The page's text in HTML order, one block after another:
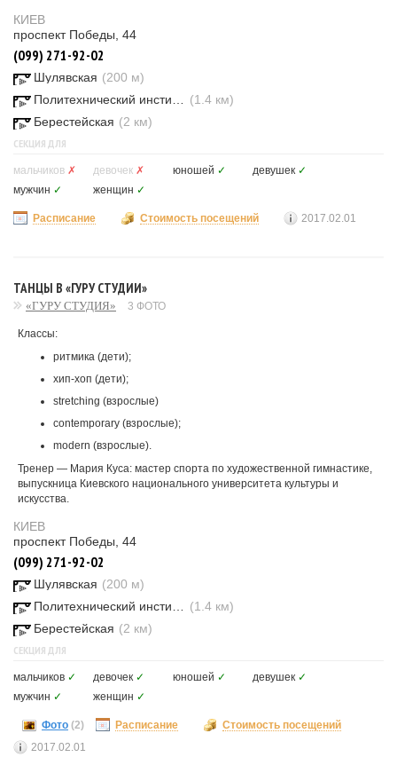
КИЕВ
проспект Победы, 44
(099) 271-92-02
Шулявская (200 м)
(1.4 км)
Берестейская (2 км)
СЕКЦИЯ ДЛЯ
мальчиков ✗ девочек ✗ юношей ✓ девушек ✓
мужчин ✓ женщин ✓
Расписание Стоимость посещений 2017.02.01
ТАНЦЫ В «ГУРУ СТУДИИ»
«ГУРУ СТУДИЯ» 3 ФОТО
Классы:
ритмика (дети);
хип-хоп (дети);
stretching (взрослые)
contemporary (взрослые);
modern (взрослые).
Тренер — Мария Куса: мастер спорта по художественной гимнастике,
выпускница Киевского национального университета культуры и
искусства.
КИЕВ
проспект Победы, 44
(099) 271-92-02
Шулявская (200 м)
(1.4 км)
Берестейская (2 км)
СЕКЦИЯ ДЛЯ
мальчиков ✓ девочек ✓ юношей ✓ девушек ✓
мужчин ✓ женщин ✓
Фото (2) Расписание
Стоимость посещений
2017.02.01